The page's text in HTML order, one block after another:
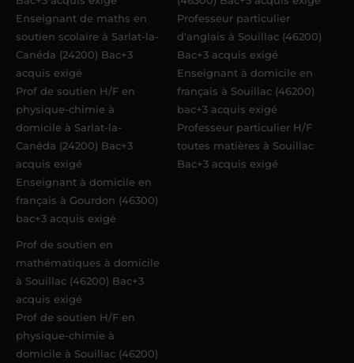
Enseignant de maths en
soutien scolaire à Sarlat-la-
Canéda (24200) Bac+3
acquis exigé
Prof de soutien H/F en
physique-chimie à
domicile à Sarlat-la-
Canéda (24200) Bac+3
acquis exigé
Enseignant à domicile en
français à Gourdon (46300)
bac+3 acquis exigé
Professeur particulier
d'anglais à Souillac (46200)
Bac+3 acquis exigé
Enseignant à domicile en
français à Souillac (46200)
bac+3 acquis exigé
Professeur particulier H/F
toutes matières à Souillac
Bac+3 acquis exigé
Prof de soutien en
mathématiques à domicile
à Souillac (46200) Bac+3
acquis exigé
Prof de soutien H/F en
physique-chimie à
domicile à Souillac (46200)